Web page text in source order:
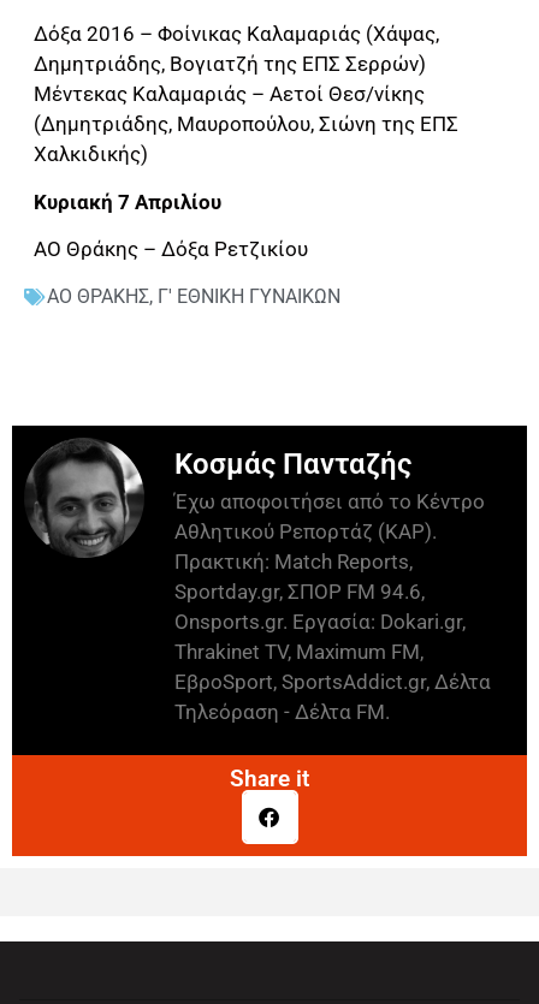
Δόξα 2016 – Φοίνικας Καλαμαριάς (Χάψας,
Δημητριάδης, Βογιατζή της ΕΠΣ Σερρών)
Μέντεκας Καλαμαριάς – Αετοί Θεσ/νίκης
(Δημητριάδης, Μαυροπούλου, Σιώνη της ΕΠΣ
Χαλκιδικής)
Κυριακή 7 Απριλίου
ΑΟ Θράκης – Δόξα Ρετζικίου
ΑΟ ΘΡΑΚΗΣ, Γ' ΕΘΝΙΚΗ ΓΥΝΑΙΚΩΝ
Κοσμάς Πανταζής
Έχω αποφοιτήσει από το Κέντρο
Αθλητικού Ρεπορτάζ (ΚΑΡ).
Πρακτική: Match Reports,
Sportday.gr, ΣΠΟΡ FM 94.6,
Onsports.gr. Εργασία: Dokari.gr,
Thrakinet TV, Maximum FM,
ΕβροSport, SportsAddict.gr, Δέλτα
Τηλεόραση - Δέλτα FM.
Share it